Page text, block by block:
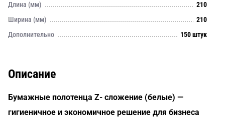
Длина (мм)
210
Ширина (мм)
210
Дополнительно
150 штук
Описание
Бумажные полотенца Z- сложение (белые) —
гигиеничное и экономичное решение для бизнеса